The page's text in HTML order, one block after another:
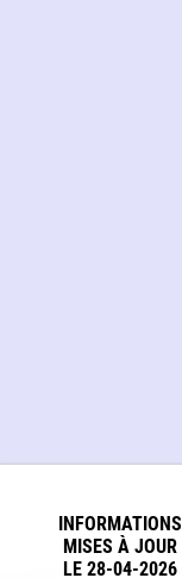
INFORMATIONS
MISES À JOUR
LE 28-04-2026